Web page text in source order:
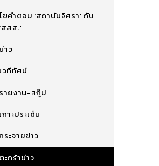
ไขคำตอบ 'สถาบันอิศรา' กับ
'สสส.'
ข่าว
เวทีทัศน์
รายงาน-สกู๊ป
เกาะประเด็น
กระจายข่าว
ตะกร้าข่าว